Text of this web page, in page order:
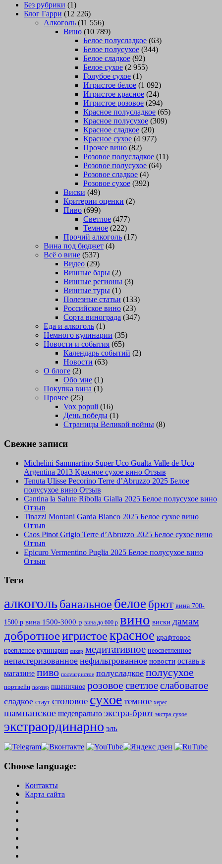
Без рубрики (1)
Блог Гарри (12 226)
Алкоголь (11 556)
Вино (10 789)
Белое полусладкое (63)
Белое полусухое (344)
Белое сладкое (92)
Белое сухое (2 955)
Голубое сухое (1)
Игристое белое (1 092)
Игристое красное (24)
Игристое розовое (294)
Красное полусладкое (65)
Красное полусухое (309)
Красное сладкое (20)
Красное сухое (4 977)
Прочее вино (82)
Розовое полусладкое (11)
Розовое полусухое (64)
Розовое сладкое (4)
Розовое сухое (392)
Виски (49)
Критерии оценки (2)
Пиво (699)
Светлое (477)
Темное (222)
Прочий алкоголь (17)
Вина под бюджет (4)
Всё о вине (537)
Видео (29)
Винные бары (2)
Винные регионы (3)
Винные туры (1)
Полезные статьи (133)
Российское вино (23)
Сорта винограда (347)
Еда и алкоголь (1)
Немного кулинарии (35)
Новости и события (65)
Календарь событий (2)
Новости (63)
О блоге (2)
Обо мне (1)
Покупка вина (1)
Прочее (25)
Vox populi (16)
День победы (1)
Страницы Великой войны (8)
Свежие записи
Michelini Sammartino Super Uco Gualta Valle de Uco
Argentina 2013 Красное сухое вино Отзыв
Tenuta Ulisse Pecorino Terre d’Abruzzo 2025 Белое
полусухое вино Отзыв
Cantina la Salute Ribolla Gialla 2025 Белое полусухое вино
Отзыв
Tinazzi Montani Garda Bianco 2025 Белое сухое вино
Отзыв
Caos Pinot Grigio Terre d’Abruzzo 2025 Белое сухое вино
Отзыв
Epicuro Vermentino Puglia 2025 Белое полусухое вино
Отзыв
Теги
алкогольбанальное белое брют вина 700-
1500 р вина 1500-3000 р вина до 600 р вино виски дамам
добротноеигристоекрасное крафтовое
крепленое кулинария ликер медитативное неосветленное
непастеризованное нефильтрованное новости оставь в
магазине пиво полуигристое полусладкое полусухое
портвейн портер пшеничное розовое светлоеслабоватое
сладкое стаут столовое сухоетемное херес
шампанское шедеврально экстра-брют экстра-сухое
экстраординарно эль
Choose language:
Контакты
Карта сайта